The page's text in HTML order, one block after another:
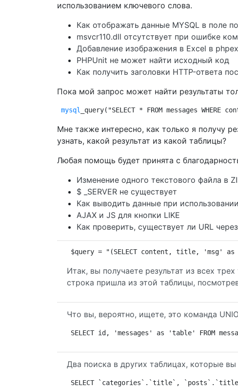
использованием ключевого слова.
Как отображать данные MYSQL в поле
msvcr110.dll отсутствует при ошибке
Добавление изображения в Excel в
PHPUnit не может найти исходный код
Как получить заголовки HTTP-ответа
Пока мой запрос может найти результаты
mysql _query("SELECT * FROM messages
Мне также интересно, как только я получу
узнать, какой результат из какой таблицы?
Любая помощь будет принята с
Изменение одного текстового файла в
$ _SERVER не существует
Как выводить данные при
AJAX и JS для кнопки LIKE
Как проверить, существует ли URL
$query = "(SELECT content, title, 'msg' as
Итак, вы получаете результат из всех
строка пришла из этой таблицы,
Что вы, вероятно, ищете, это команда
SELECT id, 'messages' as 'table' FROM
Два поиска в других таблицах, которые вы
SELECT `categories`.`title`,